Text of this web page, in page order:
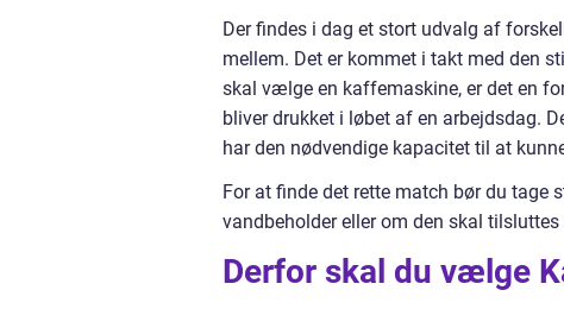
Der findes i dag et stort udvalg af
mellem. Det er kommet i takt med den
skal vælge en kaffemaskine, er det en
bliver drukket i løbet af en arbejdsdag.
har den nødvendige kapacitet til at
For at finde det rette match bør du
vandbeholder eller om den skal
Derfor skal du vælge